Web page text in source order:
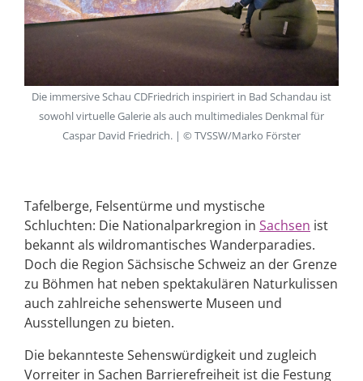
Die immersive Schau CDFriedrich inspiriert in Bad Schandau ist
sowohl virtuelle Galerie als auch multimediales Denkmal für
Caspar David Friedrich. | © TVSSW/Marko Förster
Tafelberge, Felsentürme und mystische
Schluchten: Die Nationalparkregion in Sachsen ist
bekannt als wildromantisches Wanderparadies.
Doch die Region Sächsische Schweiz an der Grenze
zu Böhmen hat neben spektakulären Naturkulissen
auch zahlreiche sehenswerte Museen und
Ausstellungen zu bieten.
Die bekannteste Sehenswürdigkeit und zugleich
Vorreiter in Sachen Barrierefreiheit ist die Festung